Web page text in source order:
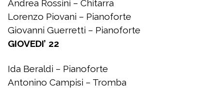
Andrea Rossini – Chitarra
Lorenzo Piovani – Pianoforte
Giovanni Guerretti – Pianoforte
GIOVEDI’ 22
Ida Beraldi – Pianoforte
Antonino Campisi – Tromba